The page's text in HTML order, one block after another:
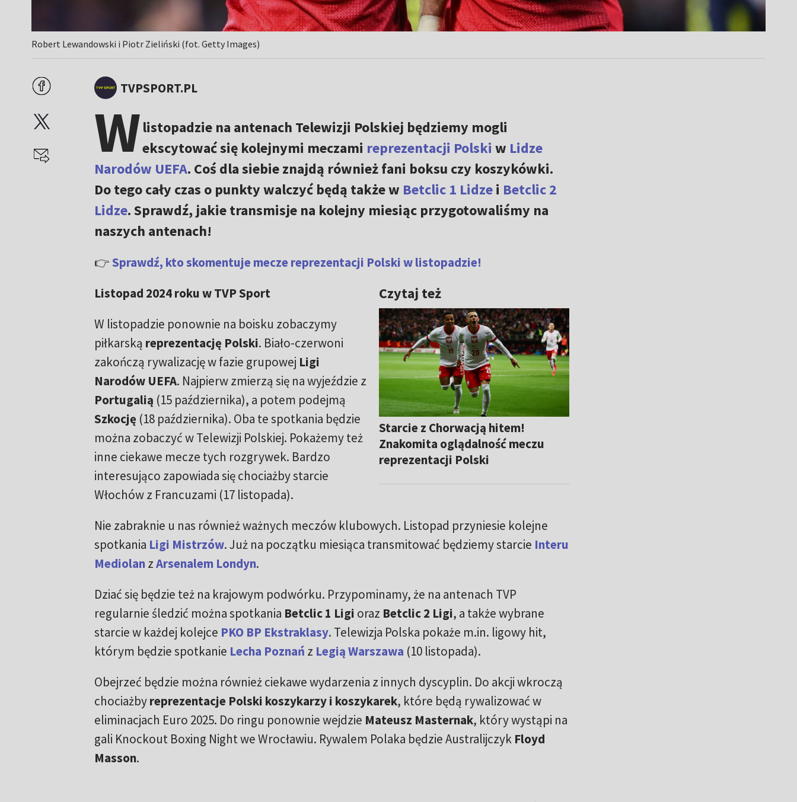
Robert Lewandowski i Piotr Zieliński (fot. Getty Images)
TVPSPORT.PL
Wlistopadzie na antenach Telewizji Polskiej będziemy mogli
ekscytować się kolejnymi meczami reprezentacji Polski w Lidze
Narodów UEFA. Coś dla siebie znajdą również fani boksu czy koszykówki.
Do tego cały czas o punkty walczyć będą także w Betclic 1 Lidzei Betclic 2
Lidze. Sprawdź, jakie transmisje na kolejny miesiąc przygotowaliśmy na
naszych antenach!
👉 Sprawdź, kto skomentuje mecze reprezentacji Polski w listopadzie!
Czytaj też
Starcie z Chorwacją hitem!
Znakomita oglądalność meczu
reprezentacji Polski
Listopad 2024 roku w TVP Sport
W listopadzie ponownie na boisku zobaczymy
piłkarską reprezentację Polski. Biało-czerwoni
zakończą rywalizację w fazie grupowej Ligi
Narodów UEFA. Najpierw zmierzą się na wyjeździe z
Portugalią (15 października), a potem podejmą
Szkocję (18 października). Oba te spotkania będzie
można zobaczyć w Telewizji Polskiej. Pokażemy też
inne ciekawe mecze tych rozgrywek. Bardzo
interesująco zapowiada się chociażby starcie
Włochów z Francuzami (17 listopada).
Nie zabraknie u nas również ważnych meczów klubowych. Listopad przyniesie kolejne
spotkania Ligi Mistrzów. Już na początku miesiąca transmitować będziemy starcie Interu
Mediolan zArsenalem Londyn.
Dziać się będzie też na krajowym podwórku. Przypominamy, że na antenach TVP
regularnie śledzić można spotkania Betclic 1 Ligi oraz Betclic 2 Ligi, a także wybrane
starcie w każdej kolejce PKO BP Ekstraklasy. Telewizja Polska pokaże m.in. ligowy hit,
którym będzie spotkanie Lecha Poznań z Legią Warszawa (10 listopada).
Obejrzeć będzie można również ciekawe wydarzenia z innych dyscyplin. Do akcji wkroczą
chociażbyreprezentacje Polski koszykarzy i koszykarek, które będą rywalizować w
eliminacjach Euro 2025. Do ringu ponownie wejdzie Mateusz Masternak, który wystąpi na
gali Knockout Boxing Night we Wrocławiu. Rywalem Polaka będzie Australijczyk Floyd
Masson.